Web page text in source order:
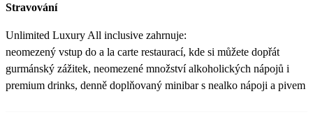
Stravování
Unlimited Luxury All inclusive zahrnuje:
neomezený vstup do a la carte restaurací, kde si můžete dopřát
gurmánský zážitek, neomezené množství alkoholických nápojů i
premium drinks, denně doplňovaný minibar s nealko nápoji a pivem